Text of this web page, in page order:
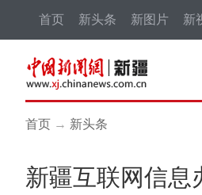
首页 新头条 新图片 新
首页 → 新头条
新疆互联网信息